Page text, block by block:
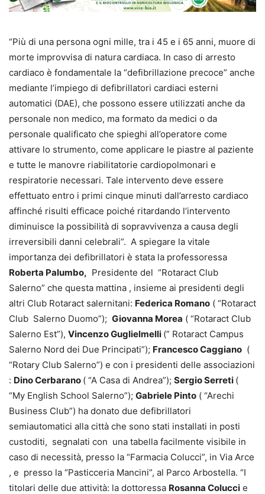
“Più di una persona ogni mille, tra i 45 e i 65 anni, muore di
morte improvvisa di natura cardiaca. In caso di arresto
cardiaco è fondamentale la “defibrillazione precoce” anche
mediante l’impiego di defibrillatori cardiaci esterni
automatici (DAE), che possono essere utilizzati anche da
personale non medico, ma formato da medici o da
personale qualificato che spieghi all’operatore come
attivare lo strumento, come applicare le piastre al paziente
e tutte le manovre riabilitatorie cardiopolmonari e
respiratorie necessari. Tale intervento deve essere
effettuato entro i primi cinque minuti dall’arresto cardiaco
affinché risulti efficace poiché ritardando l’intervento
diminuisce la possibilità di sopravvivenza a causa degli
irreversibili danni celebrali”. A spiegare la vitale
importanza dei defibrillatori è stata la professoressa
Roberta Palumbo, Presidente del “Rotaract Club
Salerno” che questa mattina , insieme ai presidenti degli
altri Club Rotaract salernitani: Federica Romano ( “Rotaract
Club Salerno Duomo”); Giovanna Morea ( “Rotaract Club
Salerno Est”), Vincenzo Guglielmelli (” Rotaract Campus
Salerno Nord dei Due Principati”); Francesco Caggiano (
“Rotary Club Salerno”) e con i presidenti delle associazioni
: Dino Cerbarano ( “A Casa di Andrea”); Sergio Serreti (
“My English School Salerno”); Gabriele Pinto ( “Arechi
Business Club”) ha donato due defibrillatori
semiautomatici alla città che sono stati installati in posti
custoditi, segnalati con una tabella facilmente visibile in
caso di necessità, presso la “Farmacia Colucci”, in Via Arce
, e presso la “Pasticceria Mancini”, al Parco Arbostella. “I
titolari delle due attività: la dottoressa Rosanna Colucci e